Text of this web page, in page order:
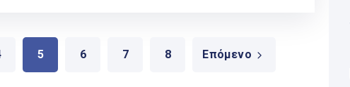
5 6 7 8 Επόμενο